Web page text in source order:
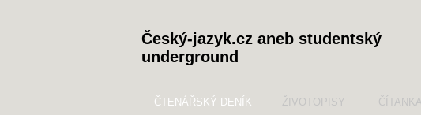
Český-jazyk.cz aneb studentský
underground
ČTENÁŘSKÝ DENÍK ŽIVOTOPISY ČÍTANKA